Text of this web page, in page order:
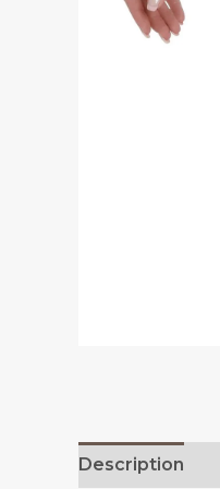
Description